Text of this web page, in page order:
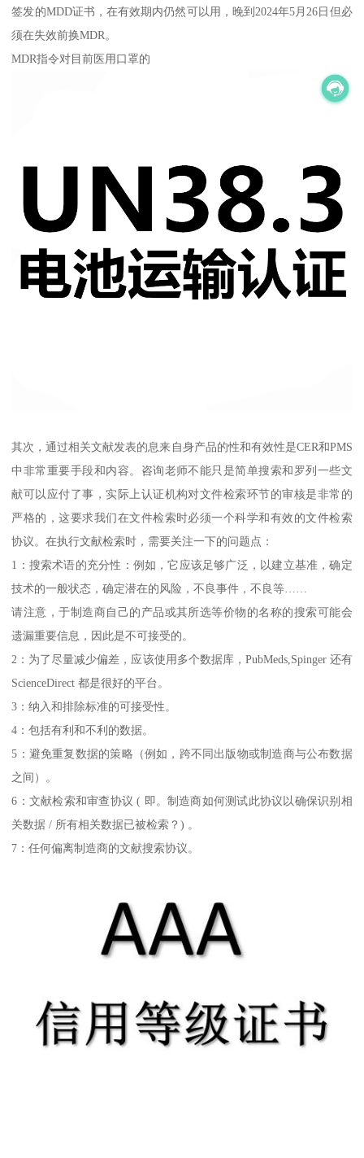
签发的MDD证书，在有效期内仍然可以用，晚到2024年5月26日但必
须在失效前换MDR。
MDR指令对目前医用口罩的
其次，通过相关文献发表的息来自身产品的性和有效性是CER和PMS
中非常重要手段和内容。咨询老师不能只是简单搜索和罗列一些文
献可以应付了事，实际上认证机构对文件检索环节的审核是非常的
严格的，这要求我们在文件检索时必须一个科学和有效的文件检索
协议。在执行文献检索时，需要关注一下的问题点：
1：搜索术语的充分性：例如，它应该足够广泛，以建立基准，确定
技术的一般状态，确定潜在的风险，不良事件，不良等……
请注意，于制造商自己的产品或其所选等价物的名称的搜索可能会
遗漏重要信息，因此是不可接受的。
2：为了尽量减少偏差，应该使用多个数据库，PubMeds,Spinger 还有
ScienceDirect 都是很好的平台。
3：纳入和排除标准的可接受性。
4：包括有利和不利的数据。
5：避免重复数据的策略（例如，跨不同出版物或制造商与公布数据
之间）。
6：文献检索和审查协议 ( 即。制造商如何测试此协议以确保识别相
关数据 / 所有相关数据已被检索？) 。
7：任何偏离制造商的文献搜索协议。